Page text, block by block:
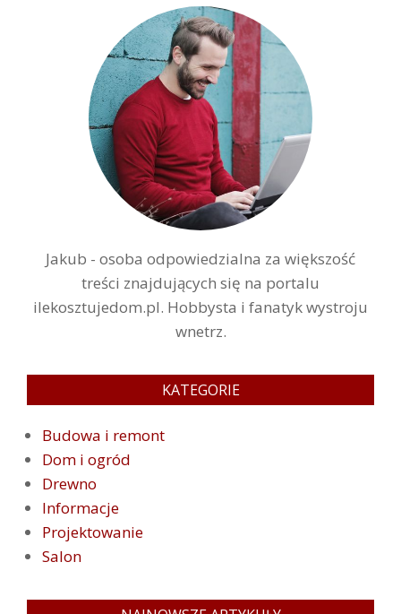
Jakub - osoba odpowiedzialna za większość
treści znajdujących się na portalu
ilekosztujedom.pl. Hobbysta i fanatyk wystroju
wnetrz.
KATEGORIE
Budowa i remont
Dom i ogród
Drewno
Informacje
Projektowanie
Salon